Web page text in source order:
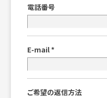
電話番号
E-mail *
ご希望の返信方法